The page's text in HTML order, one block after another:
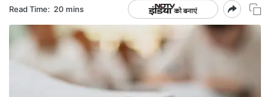
Read Time: 20 mins